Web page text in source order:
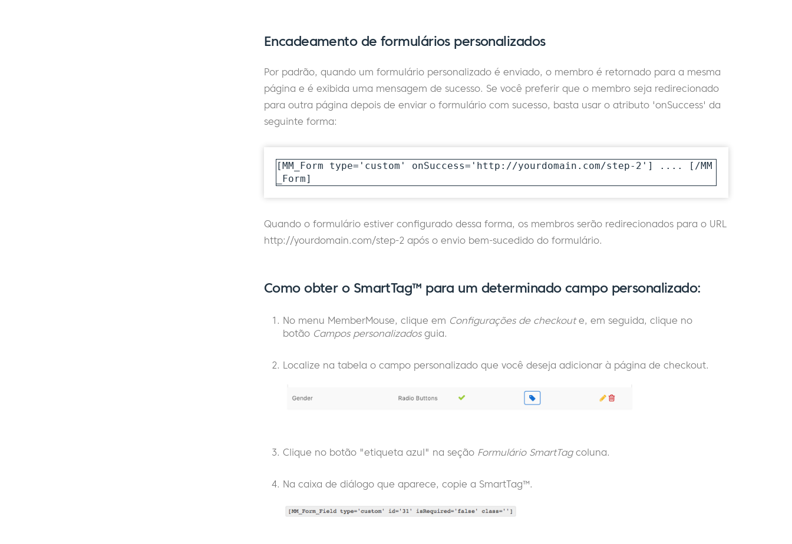
Encadeamento de formulários personalizados
Por padrão, quando um formulário personalizado é enviado, o membro é retornado para a mesma
página e é exibida uma mensagem de sucesso. Se você preferir que o membro seja redirecionado
para outra página depois de enviar o formulário com sucesso, basta usar o atributo 'onSuccess' da
seguinte forma:
[MM_Form type='custom' onSuccess='http://yourdomain.com/step-2'] .... [/MM
_Form]
Quando o formulário estiver configurado dessa forma, os membros serão redirecionados para o URL
http://yourdomain.com/step-2 após o envio bem-sucedido do formulário.
Como obter o SmartTag™ para um determinado campo personalizado:
No menu MemberMouse, clique em Configurações de checkoute, em seguida, clique no
botão Campos personalizadosguia.
Localize na tabela o campo personalizado que você deseja adicionar à página de checkout.
Clique no botão "etiqueta azul" na seção Formulário SmartTagcoluna.
Na caixa de diálogo que aparece, copie a SmartTag™.